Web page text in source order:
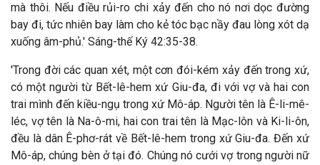
mà thôi. Nếu điều rủi-ro chi xảy đến cho nó nơi dọc đường
bay đi, tức nhiên bay làm cho kẻ tóc bạc nầy đau lòng xót dạ
xuống âm-phủ.' Sáng-thế Ký 42:35-38.
'Trong đời các quan xét, một cơn đói-kém xảy đến trong xứ,
có một người từ Bết-lê-hem xứ Giu-đa, đi với vợ và hai con
trai mình đến kiều-ngụ trong xứ Mô-áp. Người tên là Ê-li-mê-
léc, vợ tên là Na-ô-mi, hai con trai tên là Mạc-lôn và Ki-li-ôn,
đều là dân Ê-phơ-rát về Bết-lê-hem trong xứ Giu-đa. Đến xứ
Mô-áp, chúng bèn ở tại đó. Chúng nó cưới vợ trong người nữ